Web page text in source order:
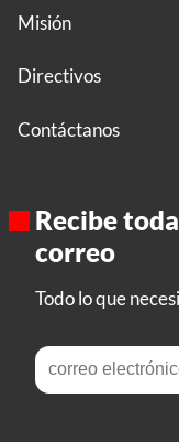
Misión
Directivos
Contáctanos
Recibe
correo
Todo lo que